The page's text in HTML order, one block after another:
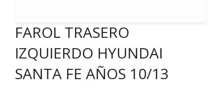
FAROL TRASERO
IZQUIERDO HYUNDAI
SANTA FE AÑOS 10/13